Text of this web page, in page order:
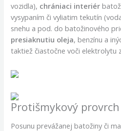
vozidla), chrániaci interiér
vysypaním či vyliatim tekutín
snehu a pod. do batožinového
presiaknutiu oleja, benzínu a
taktiež čiastočne voči elektrolytu
Protišmykový provrch
Posunu prevážanej batožiny či